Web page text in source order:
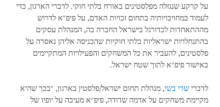
על קרקע שנגזלה מפלסטינים באורח בלתי חוקי. לדברי הארגון, כדי
לעמוד במחויבויותיה בתחום זכויות האדם, על פיפ"א לדרוש
מההתאחדות לכדורגל בישראל החברה בה, המנהלת עסקים
בהתנחלויות ישראליות בלתי חוקיות שהכניסה אליהן נאסרה על
פלסטינים, להעביר את כל המשחקים והפעילויות המתקיימים
באישור פיפ"א לתוך שטח ישראל.
לדברי שרי בשי, מנהלת תחום ישראל/פלסטין בארגון, "בכך שהיא
מקיימת משחקים על אדמה שדודה, פיפ"א מעיבה על יופיו של